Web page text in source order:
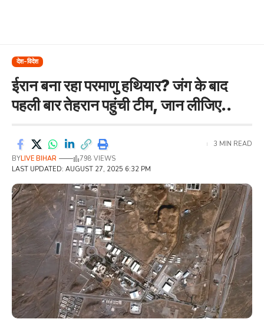
देश-विदेश
ईरान बना रहा परमाणु हथियार? जंग के बाद
पहली बार तेहरान पहुंची टीम, जान लीजिए..
LAST UPDATED: AUGUST 27, 2025 6:32 PM
BYLIVE BIHAR 798 VIEWS
3 MIN READ